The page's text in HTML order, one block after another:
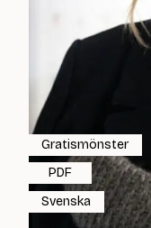
Gratismönster
PDF
Svenska